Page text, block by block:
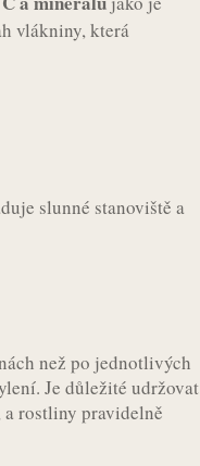
vlákniny, která
slunné stanoviště a
než po jednotlivých
Je důležité udržovat
rostliny pravidelně